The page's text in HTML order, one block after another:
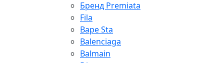
Бренд Premiata
Fila
Bape Sta
Balenciaga
Balmain